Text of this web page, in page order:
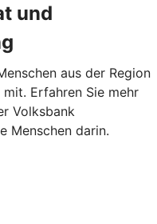
und
aus der Region
Erfahren Sie mehr
Volksbank
Menschen darin.